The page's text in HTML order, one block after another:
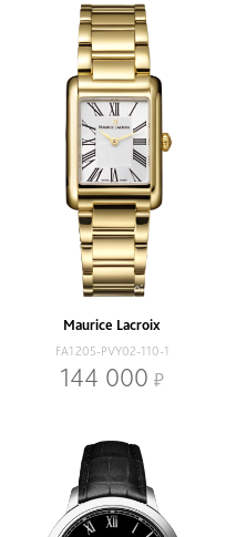
Maurice Lacroix
FA1205-PVY02-110-1
144 000